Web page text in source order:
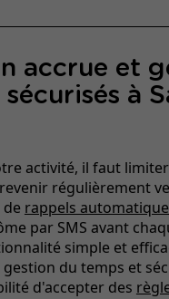
accrue et
à
activité, il faut
régulièrement
rappels
par SMS avant
simple et
du temps et
d'accepter des